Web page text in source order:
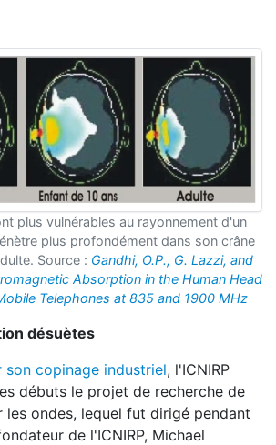
plus vulnérables au rayonnement d'un
plus profondément dans son crâne
Source : Gandhi, O.P., G. Lazzi, and
Absorption in the Human Head
Telephones at 835 and 1900 MHz
désuètes
son copinage industriel, l'ICNIRP
débuts le projet de recherche de
les ondes, lequel fut dirigé pendant
de l'ICNIRP, Michael